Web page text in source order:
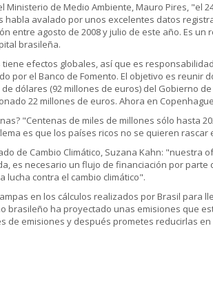
Ministerio de Medio Ambiente, Mauro Pires, "el
avalado por unos excelentes datos
entre agosto de 2008 y julio de este año. Es
brasileña.
efectos globales, así que es
por el Banco de Fomento. El objetivo es
dólares (92 millones de euros) del Gobierno
22 millones de euros. Ahora en
"Centenas de miles de millones sólo hasta
es que los países ricos no se quieren
de Cambio Climático, Suzana Kahn:
es necesario un flujo de financiación por
lucha contra el cambio climático".
en los cálculos realizados por Brasil
brasileño ha proyectado unas emisiones que
de emisiones y después prometes reducirlas